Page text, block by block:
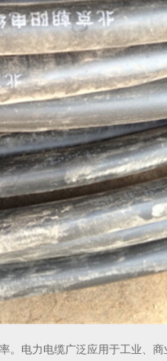
。电力电缆广泛应用于工业、